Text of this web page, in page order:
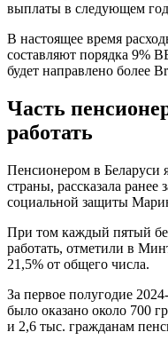
выплаты в следующем
В настоящее время
составляют порядка 9%
будет направлено более
Часть
работать
Пенсионером в Беларуси
страны, рассказала ранее
социальной защиты
При том каждый пятый
работать, отметили в
21,5% от общего числа.
За первое полугодие
было оказано около 700
и 2,6 тыс. гражданам